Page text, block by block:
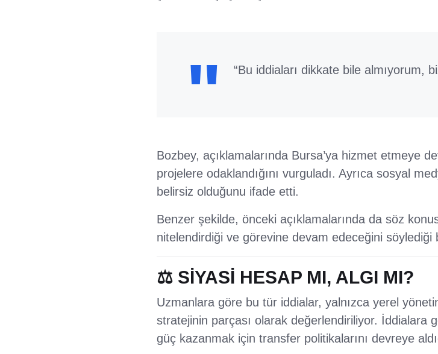
“Bu iddiaları dikkate bile almıyorum,
Bozbey, açıklamalarında Bursa’ya hizmet etmeye
projelere odaklandığını vurguladı. Ayrıca sosyal
belirsiz olduğunu ifade etti.
Benzer şekilde, önceki açıklamalarında da söz
nitelendirdiği ve görevine devam edeceğini söylediği
⚖️ SİYASİ HESAP MI, ALGI MI?
Uzmanlara göre bu tür iddialar, yalnızca yerel
stratejinin parçası olarak değerlendiriliyor. İddialara
güç kazanmak için transfer politikalarını devreye